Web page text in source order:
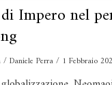
Impero nel
/Daniele Perra/ 1 Febbraio